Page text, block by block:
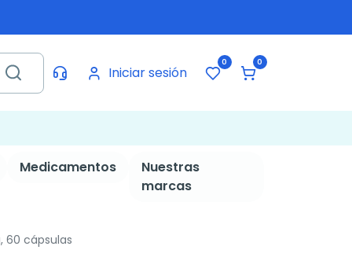
Iniciar sesión
0 0
Medicamentos
Nuestras
marcas
60 cápsulas